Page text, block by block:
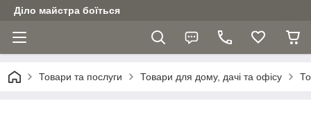
Діло майстра боїться
Товари та послуги Товари для дому, дачі та офісу